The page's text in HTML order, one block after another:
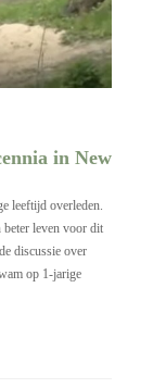
in New
leeftijd overleden.
beter leven voor dit
discussie over
op 1-jarige